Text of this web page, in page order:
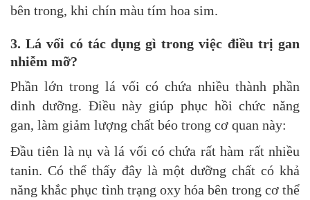
bên trong, khi chín màu tím hoa sim.
3. Lá vối có tác dụng gì trong việc điều trị gan
nhiễm mỡ?
Phần lớn trong lá vối có chứa nhiều thành phần
dinh dưỡng. Điều này giúp phục hồi chức năng
gan, làm giảm lượng chất béo trong cơ quan này:
Đầu tiên là nụ và lá vối có chứa rất hàm rất nhiều
tanin. Có thể thấy đây là một dưỡng chất có khả
năng khắc phục tình trạng oxy hóa bên trong cơ thể